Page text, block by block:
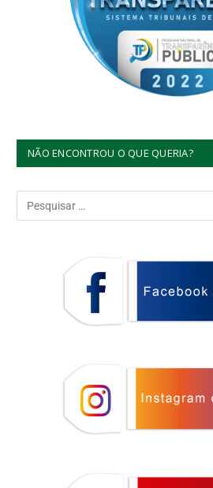
NÃO ENCONTROU O QUE QUERIA?